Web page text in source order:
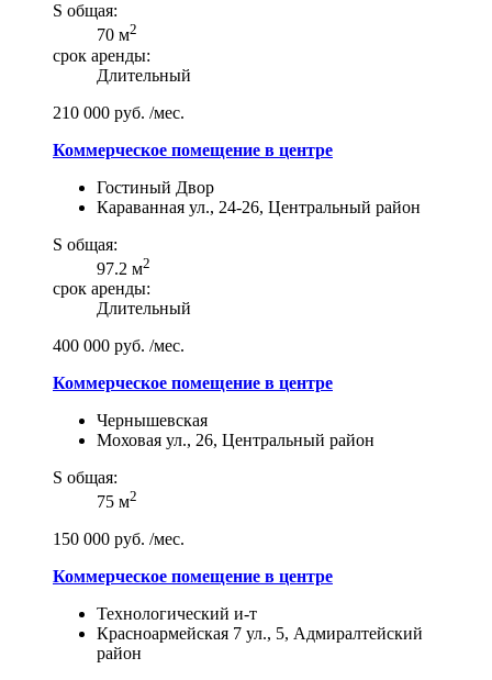
S общая:
70 м2
срок аренды:
Длительный
210 000 руб. /мес.
Коммерческое помещение в центре
Гостиный Двор
Караванная ул., 24-26, Центральный район
S общая:
97.2 м2
срок аренды:
Длительный
400 000 руб. /мес.
Коммерческое помещение в центре
Чернышевская
Моховая ул., 26, Центральный район
S общая:
75 м2
150 000 руб. /мес.
Коммерческое помещение в центре
Технологический и-т
Красноармейская 7 ул., 5, Адмиралтейский
район